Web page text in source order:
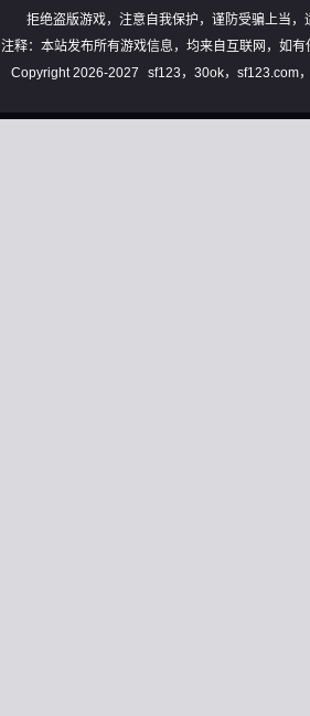
拒绝盗版游戏，注意自我保护，谨防受骗上当
注释：本站发布所有游戏信息，均来自互联网，如
Copyright 2026-2027
sf123，30ok，sf123.com